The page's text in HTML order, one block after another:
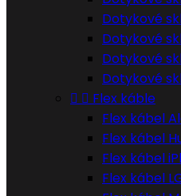
Dotykové
Dotykové
Dotykové
Dotykové
  Flex káble
Flex kábel
Flex kábel
Flex kábel
Flex kábel